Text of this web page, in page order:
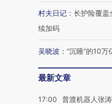
村夫日记 ： 长护险覆盖
续加码
吴晓波 ： “沉睡”的10万
最新文章
17:00
普渡机器人张